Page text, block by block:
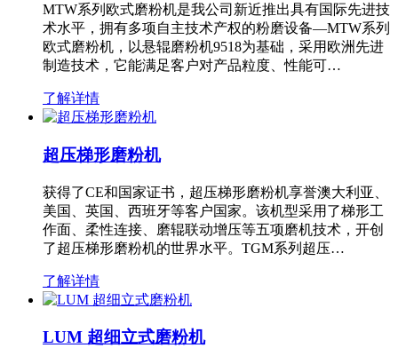
MTW系列欧式磨粉机是我公司新近推出具有国际先进技
术水平，拥有多项自主技术产权的粉磨设备—MTW系列
欧式磨粉机，以悬辊磨粉机9518为基础，采用欧洲先进
制造技术，它能满足客户对产品粒度、性能可…
了解详情
超压梯形磨粉机
获得了CE和国家证书，超压梯形磨粉机享誉澳大利亚、
美国、英国、西班牙等客户国家。该机型采用了梯形工
作面、柔性连接、磨辊联动增压等五项磨机技术，开创
了超压梯形磨粉机的世界水平。TGM系列超压…
了解详情
LUM 超细立式磨粉机